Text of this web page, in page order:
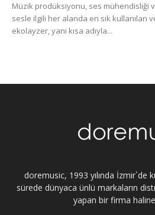
Müzik prodüksiyonu, ses mühendisliği
sesle ilgili her alanda en sık kullanılan
ekolayzer, yani kısa adıyla...
doremusic, 1993 yılında İzmir`de
sürede dünyaca ünlü markaların
yapan bir firma